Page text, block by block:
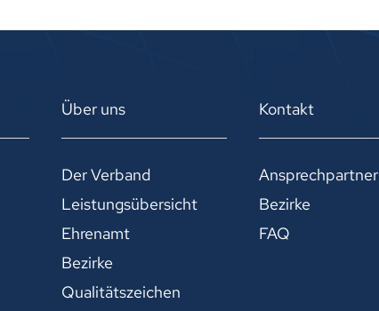
Über uns
Der Verband
Leistungsübersicht
Ehrenamt
Bezirke
Qualitätszeichen
Kontakt
Ansprechpartner
Bezirke
FAQ